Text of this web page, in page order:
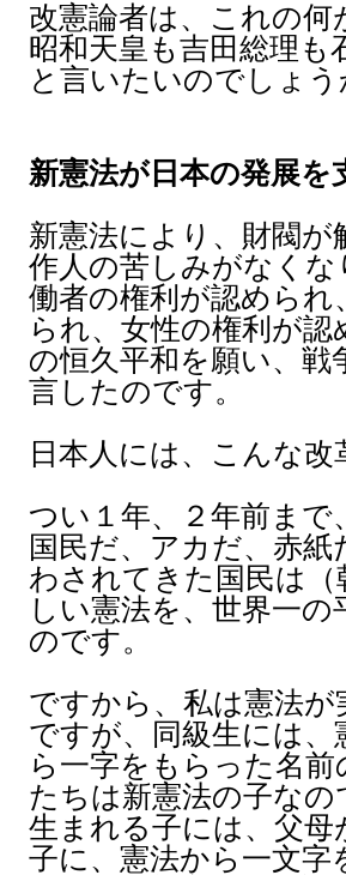
改憲論者は、これの
昭和天皇も吉田総理
と言いたいのでしょう
新憲法が日本の発展を
新憲法により、財閥
作人の苦しみがなく
働者の権利が認めら
られ、女性の権利が
の恒久平和を願い、
言したのです。
日本人には、こんな
つい１年、２年前まで
国民だ、アカだ、赤
わされてきた国民は
しい憲法を、世界一
のです。
ですから、私は憲法
ですが、同級生には、
ら一字をもらった名
たちは新憲法の子なの
生まれる子には、父
子に、憲法から一文